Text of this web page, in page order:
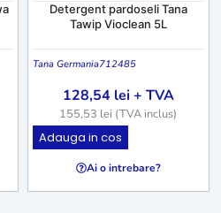
Detergent pardoseli Tana
Tawip Vioclean 5L
Tana Germania712485
128,54 lei+ TVA
155,53 lei (TVA inclus)
Adauga in cos
Ai o intrebare?